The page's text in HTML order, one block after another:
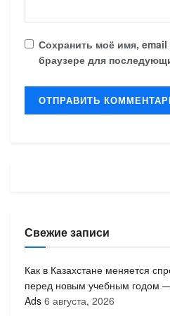
Сохранить моё имя,
браузере для
Свежие записи
Как в Казахстане меняется
перед новым учебным годом
Ads 6 августа, 2026